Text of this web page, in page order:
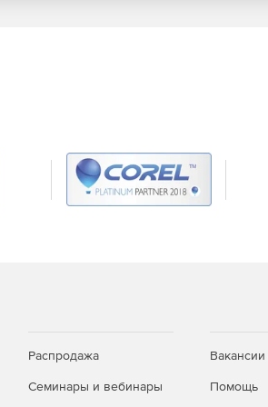
в случае нежелательного
комментариями и
механизме OpenSSL,
Удобный менеджер
Microsoft Office Outlook
Распродажа
Семинары и вебинары
Вакансии
Помощь